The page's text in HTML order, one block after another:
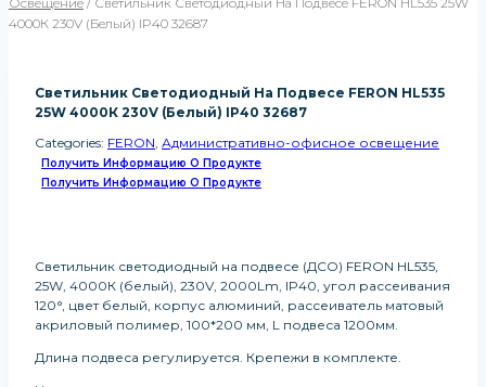
4000К 230V (белый) IP40 32687
Светильник Светодиодный На Подвесе FERON HL535
25W 4000К 230V (белый) IP40 32687
Categories: FERON, Административно-офисное освещение
Получить Информацию О Продукте
Получить Информацию О Продукте
Светильник светодиодный на подвесе (ДСО) FERON HL535,
25W, 4000К (белый), 230V, 2000Lm, IP40, угол рассеивания
120°, цвет белый, корпус алюминий, рассеиватель матовый
акриловый полимер, 100*200 мм, L подвеса 1200мм.
Длина подвеса регулируется. Крепежи в комплекте.